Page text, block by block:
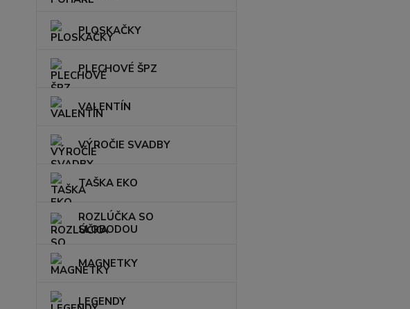
PLOSKAČKY
PLECHOVÉ ŠPZ
VALENTÍN
VÝROČIE SVADBY
TAŠKA EKO
ROZLÚČKA SO
SLOBODOU
MAGNETKY
LEGENDY